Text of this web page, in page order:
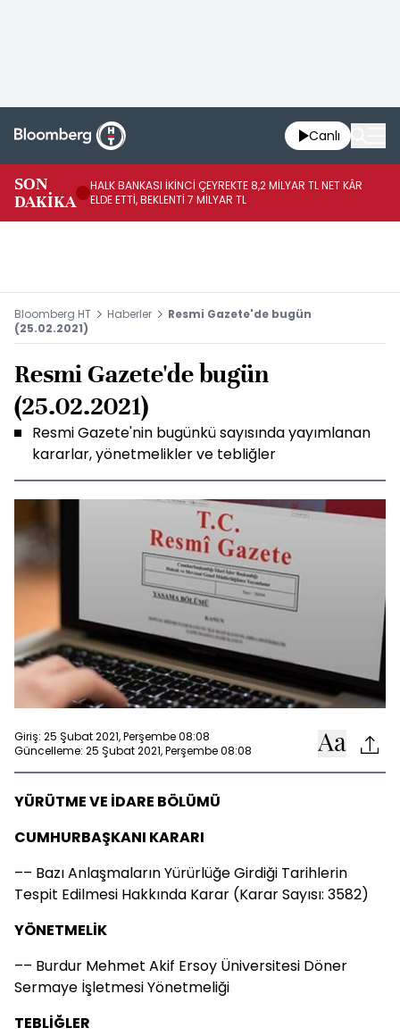
Canlı
SON
DAKİKA
HALK BANKASI İKİNCİ ÇEYREKTE 8,2 MİLYAR TL NET KÂR
ELDE ETTİ, BEKLENTİ 7 MİLYAR TL
Bloomberg HT Haberler
Resmi Gazete'de bugün
(25.02.2021)
Resmi Gazete'de bugün
(25.02.2021)
Resmi Gazete'nin bugünkü sayısında yayımlanan
kararlar, yönetmelikler ve tebliğler
Giriş: 25 Şubat 2021, Perşembe 08:08
Güncelleme: 25 Şubat 2021, Perşembe 08:08
YÜRÜTME VE İDARE BÖLÜMÜ
CUMHURBAŞKANI KARARI
–– Bazı Anlaşmaların Yürürlüğe Girdiği Tarihlerin
Tespit Edilmesi Hakkında Karar (Karar Sayısı: 3582)
YÖNETMELİK
–– Burdur Mehmet Akif Ersoy Üniversitesi Döner
Sermaye İşletmesi Yönetmeliği
TEBLİĞLER